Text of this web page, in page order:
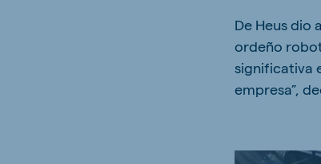
De Heus dio
ordeño
significativa
empresa”,